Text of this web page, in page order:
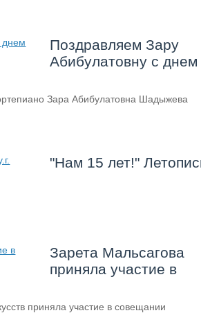
Поздравляем Зару
Абибулатовну с днем
Зара Абибулатовна Шадыжева
"Нам 15 лет!"
Зарета Мальсагова
приняла участие в
приняла участие в совещании